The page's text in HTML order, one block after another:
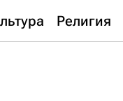
Религия